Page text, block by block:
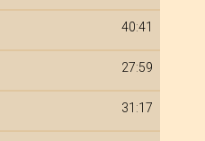
40:41
27:59
31:17